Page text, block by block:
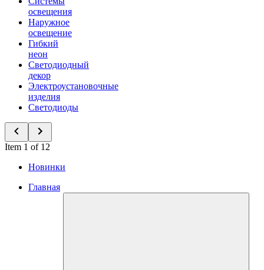
освещения
Наружное
освещение
Гибкий
неон
Светодиодный
декор
Электроустановочные
изделия
Светодиоды
Item 1 of 12
Новинки
Главная